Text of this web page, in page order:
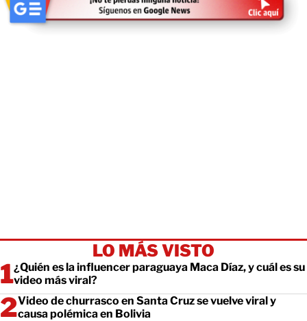
LO MÁS VISTO
¿Quién es la influencer paraguaya Maca Díaz, y cuál es su
video más viral?
Video de churrasco en Santa Cruz se vuelve viral y
causa polémica en Bolivia